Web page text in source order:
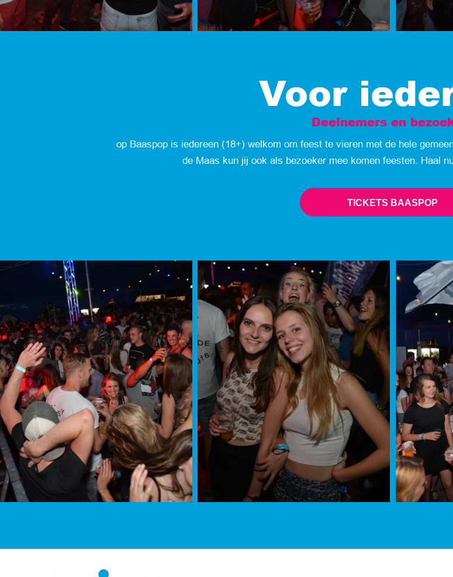
Voor
Deelnemers en
op Baaspop is iedereen (18+) welkom om feest te vieren met de hele
de Maas kun jij ook als bezoeker mee komen feesten. Haal
TICKETS BAASPOP